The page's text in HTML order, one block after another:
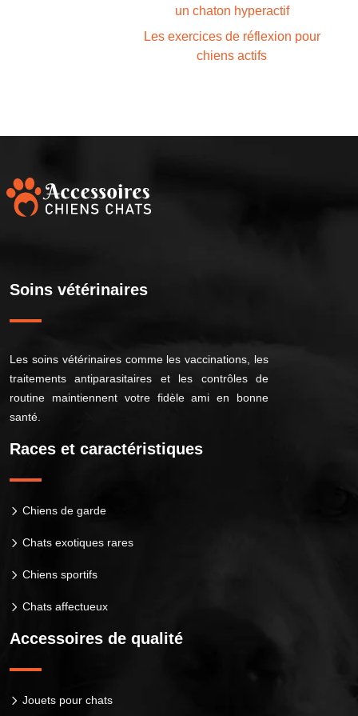
un chaton hyperactif
Les exercices de réflexion pour
chiens actifs
Soins vétérinaires
Les soins vétérinaires comme les vaccinations, les
traitements antiparasitaires et les contrôles de
routine maintiennent votre fidèle ami en bonne
santé.
Races et caractéristiques
Chiens de garde
Chats exotiques rares
Chiens sportifs
Chats affectueux
Accessoires de qualité
Jouets pour chats